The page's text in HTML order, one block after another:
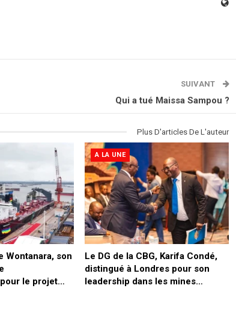
SUIVANT
Qui a tué Maissa Sampou ?
Plus D'articles De L'auteur
Wontanara, son
le projet…
A LA UNE
Le DG de la CBG, Karifa Condé,
distingué à Londres pour son
leadership dans les mines…